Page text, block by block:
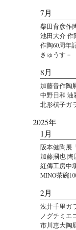
7月
柴田育彦作
池田大介 作
作陶60周年
きゅうす－
8月
加藤音作陶
中野日和 油
北形槙子ガ
2025年
1月
阪本健陶展
加藤摑也 陶
紅傳工房中
MINO茶碗
2月
浅井千里ガ
ノグチミエ
市川恵大陶